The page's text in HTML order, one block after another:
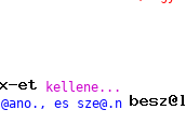
kellene...
es sze@.n